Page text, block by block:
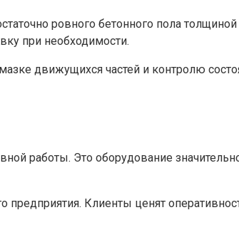
ровного бетонного пола
при необходимости.
движущихся частей и контролю
работы. Это оборудование
Клиенты ценят